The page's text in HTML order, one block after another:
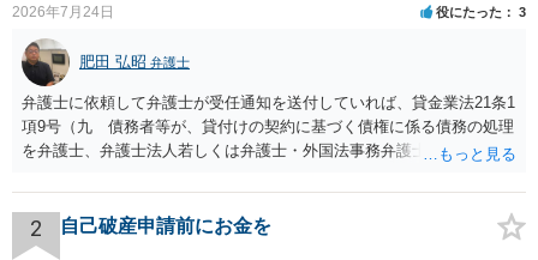
2026年7月24日 役にたった 3
肥田 弘昭 弁護士
弁護士に依頼して弁護士が受任通知を送付していれば、貸金業法21条1
項9号（九 債務者等が、貸付けの契約に基づく債権に係る債務の処理
を弁護士、弁護士法人若しくは弁護士・外国法事務弁護士共同法人若
等」という。）に委託し、又はその処理のため必要な裁判所における
民事事件に関する手続をとり、弁護士等又は裁判所から書面によりそ
の旨の通知があつた場合において、正当な理由がないのに、債務者等
2 自己破産申請前にお金を